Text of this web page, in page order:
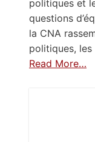
politiques et
questions
la CNA
politiques,
Read More…